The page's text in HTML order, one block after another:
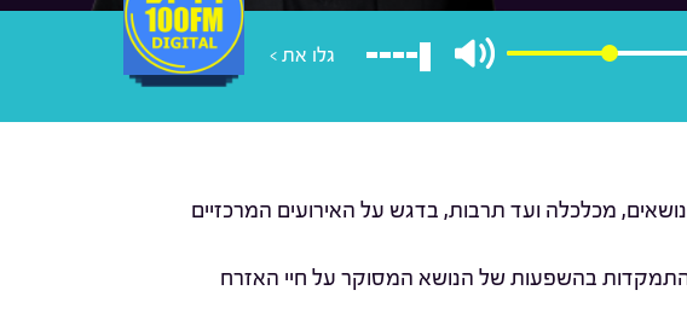
גלו את >
מכלכלה ועד תרבות, בדגש על האירועים המרכזיים
התמקדות בהשפעות של הנושא המסוקר על חיי האזרח